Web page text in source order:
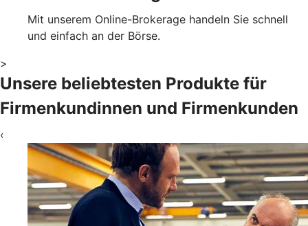
Mit unserem Online-Brokerage handeln Sie schnell
und einfach an der Börse.
>
Unsere beliebtesten Produkte für
Firmenkundinnen und Firmenkunden
‹